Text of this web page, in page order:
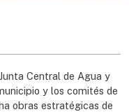
Central de Agua y
y los comités de
obras estratégicas de